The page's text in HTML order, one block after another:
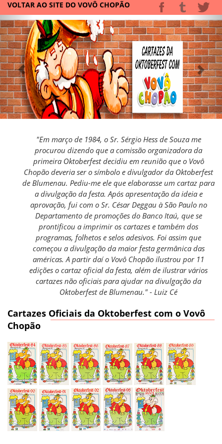
VOLTAR AO SITE DO VOVÔ CHOPÃO
"Em março de 1984, o Sr. Sérgio Hess de Souza me
procurou dizendo que a comissão organizadora da
primeira Oktoberfest decidiu em reunião que o Vovô
Chopão deveria ser o símbolo e divulgador da Oktoberfest
de Blumenau. Pediu-me ele que elaborasse um cartaz para
a divulgação da festa. Após apresentação da ideia e
aprovação, fui com o Sr. César Deggau à São Paulo no
Departamento de promoções do Banco Itaú, que se
prontificou a imprimir os cartazes e também dos
programas, folhetos e selos adesivos. Foi assim que
começou a divulgação da maior festa germânica das
américas. A partir daí o Vovô Chopão ilustrou por 11
edições o cartaz oficial da festa, além de ilustrar vários
cartazes não oficiais para ajudar na divulgação da
Oktoberfest de Blumenau." - Luiz Cé
Cartazes Oficiais da Oktoberfest com o Vovô
Chopão